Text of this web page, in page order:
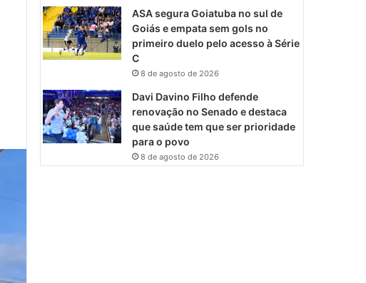
ASA segura Goiatuba no sul de
Goiás e empata sem gols no
primeiro duelo pelo acesso à Série
C
8 de agosto de 2026
Davi Davino Filho defende
renovação no Senado e destaca
que saúde tem que ser prioridade
para o povo
8 de agosto de 2026